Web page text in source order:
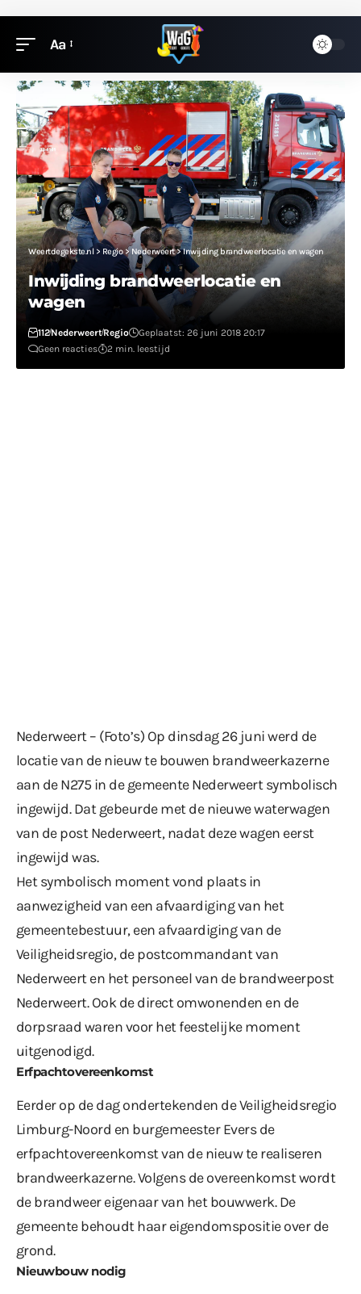
Aa
Weertdegekste.nl> Regio> Nederweert>Inwijding brandweerlocatie en wagen
Inwijding brandweerlocatie en
wagen
112NederweertRegio
Geplaatst: 26 juni 2018 20:17
Geen reacties
2 min. leestijd
Nederweert – (Foto’s) Op dinsdag 26 juni werd de
locatie van de nieuw te bouwen brandweerkazerne
aan de N275 in de gemeente Nederweert symbolisch
ingewijd. Dat gebeurde met de nieuwe waterwagen
van de post Nederweert, nadat deze wagen eerst
ingewijd was.
Het symbolisch moment vond plaats in
aanwezigheid van een afvaardiging van het
gemeentebestuur, een afvaardiging van de
Veiligheidsregio, de postcommandant van
Nederweert en het personeel van de brandweerpost
Nederweert. Ook de direct omwonenden en de
dorpsraad waren voor het feestelijke moment
uitgenodigd.
Erfpachtovereenkomst
Eerder op de dag ondertekenden de Veiligheidsregio
Limburg-Noord en burgemeester Evers de
erfpachtovereenkomst van de nieuw te realiseren
brandweerkazerne. Volgens de overeenkomst wordt
de brandweer eigenaar van het bouwwerk. De
gemeente behoudt haar eigendomspositie over de
grond.
Nieuwbouw nodig